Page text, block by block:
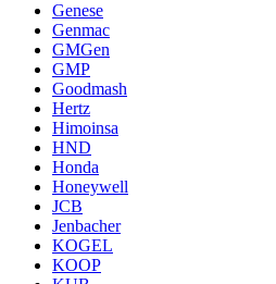
Genese
Genmac
GMGen
GMP
Goodmash
Hertz
Himoinsa
HND
Honda
Honeywell
JCB
Jenbacher
KOGEL
KOOP